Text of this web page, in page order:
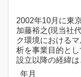
2002年10月に東
加藤裕之(現当社
ク環境における
析を事業目的とし
設立以降の経緯は
年月